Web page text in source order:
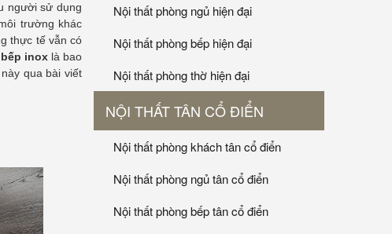
người sử dụng
trường khác
thực tế vẫn có
inoxlà bao
qua bài viết
Nội thất phòng ngủ hiện đại
Nội thất phòng bếp hiện đại
Nội thất phòng thờ hiện đại
NỘI THẤT TÂN CỔ ĐIỂN
Nội thất phòng khách tân cổ điển
Nội thất phòng ngủ tân cổ điển
Nội thất phòng bếp tân cổ điển